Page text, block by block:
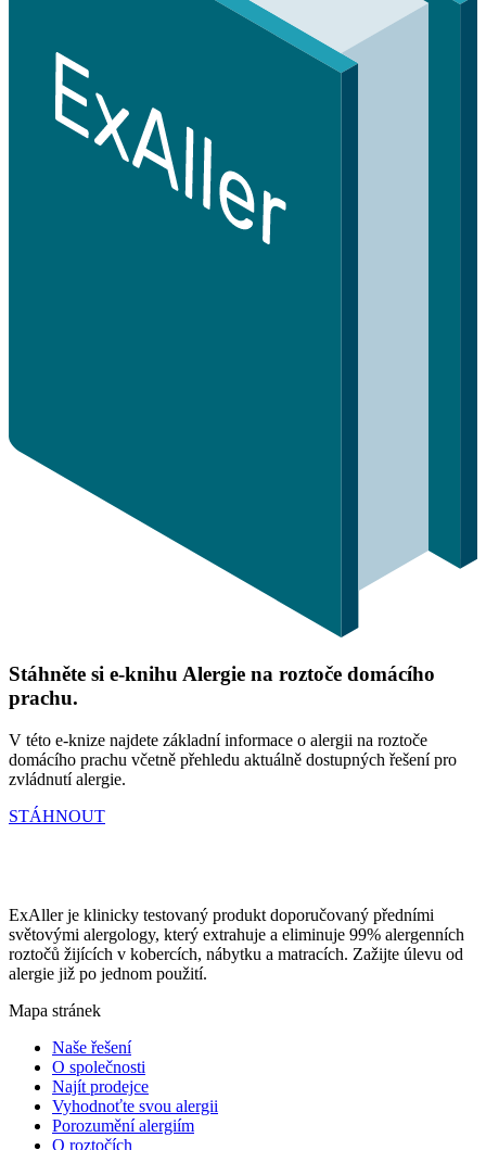
Stáhněte si e-knihu Alergie na roztoče domácího
prachu.
V této e-knize najdete základní informace o alergii na roztoče
domácího prachu včetně přehledu aktuálně dostupných řešení pro
zvládnutí alergie.
STÁHNOUT
ExAller je klinicky testovaný produkt doporučovaný předními
světovými alergology, který extrahuje a eliminuje 99% alergenních
roztočů žijících v kobercích, nábytku a matracích. Zažijte úlevu od
alergie již po jednom použití.
Mapa stránek
Naše řešení
O společnosti
Najít prodejce
Vyhodnoťte svou alergii
Porozumění alergiím
O roztočích